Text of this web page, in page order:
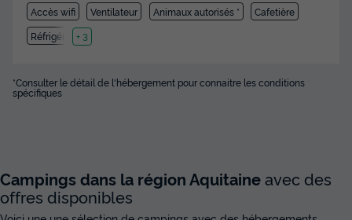
Accès wifi Ventilateur Animaux autorisés *
Cafetière
Réfrigérateur
+ 3
*Consulter le détail de l'hébergement pour connaitre les conditions
spécifiques
Campings dans la région Aquitaineavec des
offres disponibles